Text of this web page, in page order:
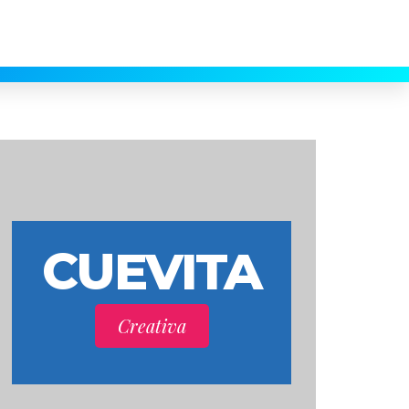
CUEVITA
Creativa